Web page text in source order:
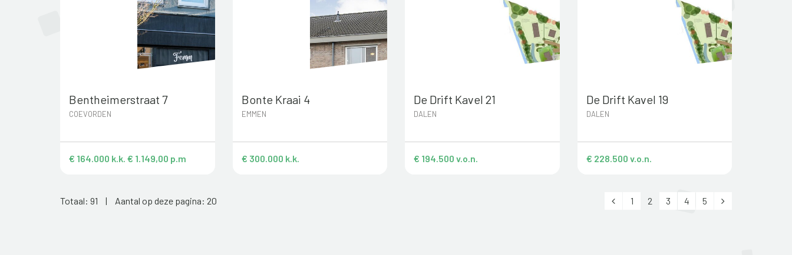
Bentheimerstraat 7
COEVORDEN
€ 164.000 k.k. € 1.149,00 p.m
Bonte Kraai 4
EMMEN
€ 300.000 k.k.
De Drift Kavel 21
DALEN
€ 194.500 v.o.n.
De Drift Kavel 19
DALEN
€ 228.500 v.o.n.
Totaal: 91 | Aantal op deze pagina: 20 Vorige
1 2 3 4 5 Volgende